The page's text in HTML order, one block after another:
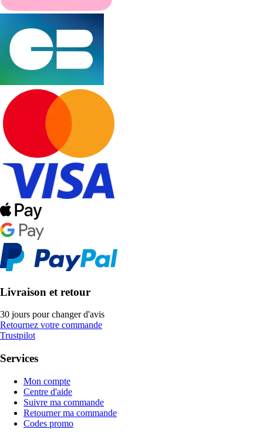
Livraison et retour
30 jours pour changer d'avis
Retournez votre commande
Trustpilot
Services
Mon compte
Centre d'aide
Suivre ma commande
Retourner ma commande
Codes promo